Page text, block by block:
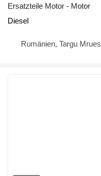
Ersatzteile Motor - Motor
Diesel
Rumänien, Targu Mrues